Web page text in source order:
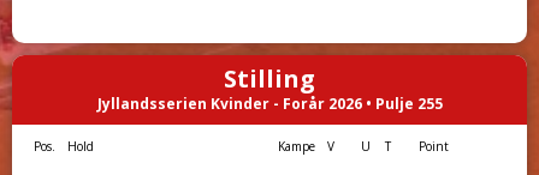
Stilling
Jyllandsserien Kvinder - Forår 2026 • Pulje 255
Pos. Hold Kampe V U T Point